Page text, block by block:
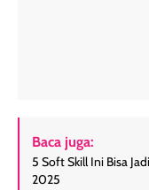
Baca juga:
5 Soft Skill Ini Bisa
2025